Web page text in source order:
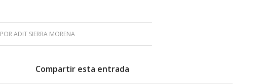
PORADIT SIERRA MORENA
Compartir esta entrada